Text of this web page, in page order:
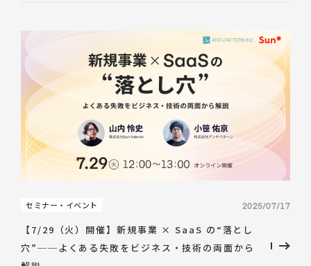
セミナー・イベント 2025/07/17
【7/29（火）開催】新規事業 × SaaS の“落とし
穴”──よくある失敗をビジネス・技術の両面から